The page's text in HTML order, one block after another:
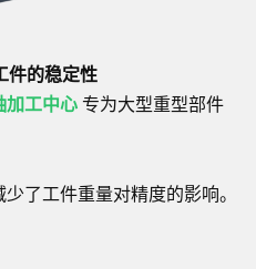
件的稳定性
加工中心 专为大型重型部件
了工件重量对精度的影响。